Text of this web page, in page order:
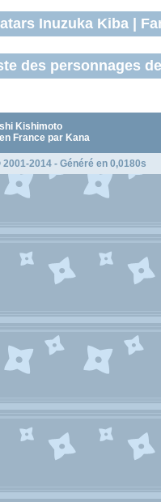
Inuzuka Kiba
des personnages
Kishimoto
France par Kana
2001-2014 - Généré en 0,0180s